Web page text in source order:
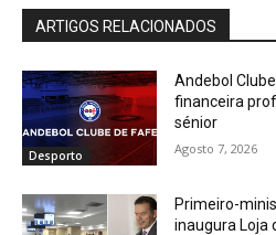
ARTIGOS RELACIONADOS
Desporto
Andebol
financeira
sénior
Agosto 7, 2026
Primeiro-
inaugura Loja